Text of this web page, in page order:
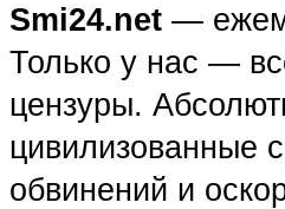
Smi24.net —
Только у нас —
цензуры.
цивилизованные
обвинений и